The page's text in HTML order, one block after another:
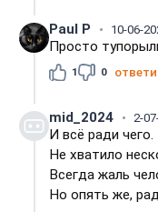
Paul P 10-06-
Просто
1 0
mid_2024 2-
И всё ради чего.
Не хватило
Всегда жаль
Но опять же,